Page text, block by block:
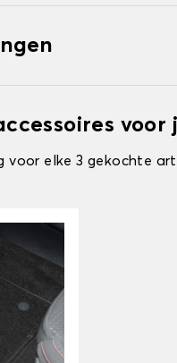
voor
voor elke 3 gekochte